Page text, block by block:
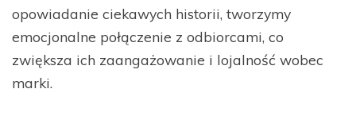
opowiadanie ciekawych historii, tworzymy
emocjonalne połączenie z odbiorcami, co
zwiększa ich zaangażowanie i lojalność wobec
marki.